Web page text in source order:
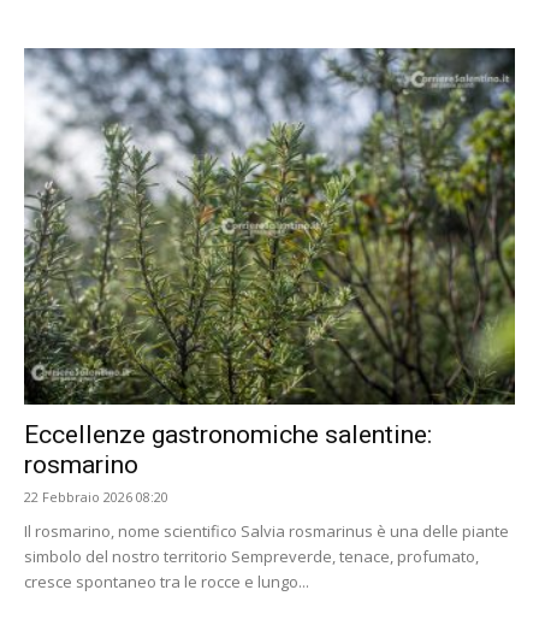
Eccellenze gastronomiche salentine:
rosmarino
22 Febbraio 2026 08:20
Il rosmarino, nome scientifico Salvia rosmarinus è una delle piante
simbolo del nostro territorio Sempreverde, tenace, profumato,
cresce spontaneo tra le rocce e lungo...